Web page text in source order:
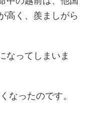
高く、羨ましがら
なってしまいま
なったのです。